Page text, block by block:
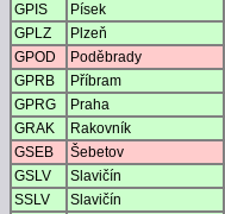
GPIS
Písek
GPLZ
Plzeň
GPOD
Poděbrady
GPRB
Příbram
GPRG
Praha
GRAK
Rakovník
GSEB
Šebetov
GSLV
Slavičín
SSLV
Slavičín